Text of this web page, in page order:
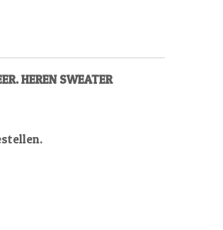
HEREN SWEATER